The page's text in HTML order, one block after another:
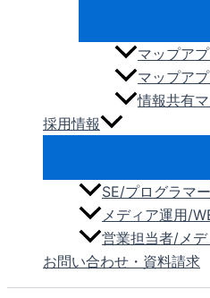
マップア
マップア
情報共有
採用情報
SE/プログラマ
メディア運用/
営業担当者/メ
お問い合わせ・資料請求